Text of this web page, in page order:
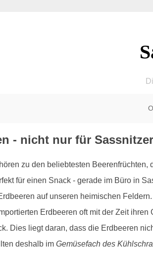
- nicht nur für
zu den beliebtesten
für einen Snack - gerade im Büro in
auf unseren heimischen
Erdbeeren oft mit der Zeit
Dies liegt daran, dass die Erdbeeren
deshalb im Gemüsefach des